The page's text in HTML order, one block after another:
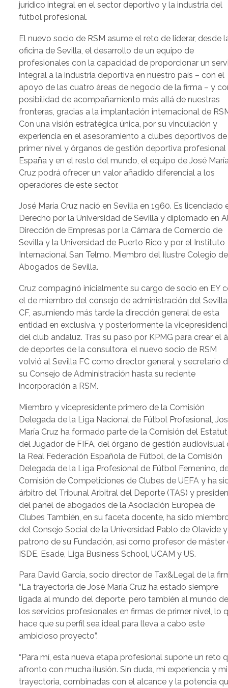
jurídico integral en el sector deportivo y la industria del
fútbol profesional.
El nuevo socio de RSM asume el reto de liderar, desde
oficina de Sevilla, el desarrollo de un equipo de
profesionales con la capacidad de proporcionar un
integral a la industria deportiva en nuestro país – con el
apoyo de las cuatro áreas de negocio de la firma – y
posibilidad de acompañamiento más allá de nuestras
fronteras, gracias a la implantación internacional de
Con una visión estratégica única, por su vinculación y
experiencia en el asesoramiento a clubes deportivos de
primer nivel y órganos de gestión deportiva profesional
España y en el resto del mundo, el equipo de José
Cruz podrá ofrecer un valor añadido diferencial a los
operadores de este sector.
José María Cruz nació en Sevilla en 1960. Es licenciado
Derecho por la Universidad de Sevilla y diplomado en
Dirección de Empresas por la Cámara de Comercio de
Sevilla y la Universidad de Puerto Rico y por el Instituto
Internacional San Telmo. Miembro del Ilustre Colegio de
Abogados de Sevilla.
Cruz compaginó inicialmente su cargo de socio en EY
el de miembro del consejo de administración del Sevilla
CF, asumiendo más tarde la dirección general de esta
entidad en exclusiva, y posteriormente la
del club andaluz. Tras su paso por KPMG para crear el
de deportes de la consultora, el nuevo socio de RSM
volvió al Sevilla FC como director general y secretario
su Consejo de Administración hasta su reciente
incorporación a RSM.
Miembro y vicepresidente primero de la Comisión
Delegada de la Liga Nacional de Fútbol Profesional,
María Cruz ha formado parte de la Comisión del
del Jugador de FIFA, del órgano de gestión audiovisual
la Real Federación Española de Fútbol, de la Comisión
Delegada de la Liga Profesional de Fútbol Femenino,
Comisión de Competiciones de Clubes de UEFA y ha
árbitro del Tribunal Arbitral del Deporte (TAS) y
del panel de abogados de la Asociación Europea de
Clubes También, en su faceta docente, ha sido
del Consejo Social de la Universidad Pablo de Olavide y
patrono de su Fundación, así como profesor de máster
ISDE, Esade, Liga Business School, UCAM y US.
Para David García, socio director de Tax&Legal de la
“La trayectoria de José María Cruz ha estado siempre
ligada al mundo del deporte, pero también al mundo
los servicios profesionales en firmas de primer nivel, lo
hace que su perfil sea ideal para lleva a cabo este
ambicioso proyecto”.
“Para mí, esta nueva etapa profesional supone un reto
afronto con mucha ilusión. Sin duda, mi experiencia y mi
trayectoria, combinadas con el alcance y la potencia